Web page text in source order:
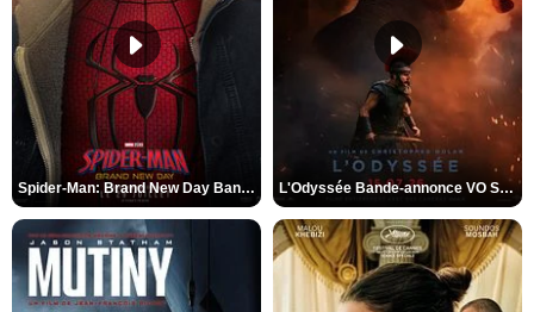
Spider-Man: Brand New Day Bande-annonce VO STFR L'Odyssée Bande-annonce VO STFR